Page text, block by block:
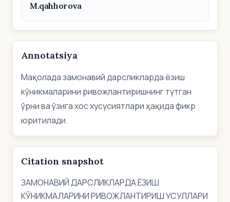
M.qahhorova
Annotatsiya
Мақолада замонавий дарсликларда ёзиш
кўникмаларини ривожлантиришнинг тутган
ўрни ва ўзига хос хусусиятлари ҳақида фикр
юритилади.
Citation snapshot
ЗАМОНАВИЙ ДАРСЛИКЛАРДА ЁЗИШ
КЎНИКМАЛАРИНИ РИВОЖЛАНТИРИШ УСУЛЛАРИ